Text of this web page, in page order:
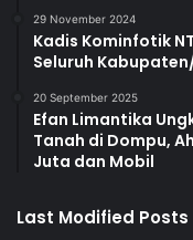
29 November 2024
Kadis Kominfotik
Seluruh
20 September 2025
Efan Limantika
Tanah di Dompu,
Juta dan Mobil
Last Modified Posts